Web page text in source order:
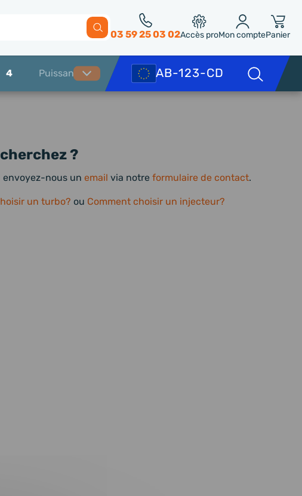
03 59 25 03 02Accès proMon comptePanier
4
?
envoyez-nous un email via notre formulaire de contact.
un turbo? ou Comment choisir un injecteur?